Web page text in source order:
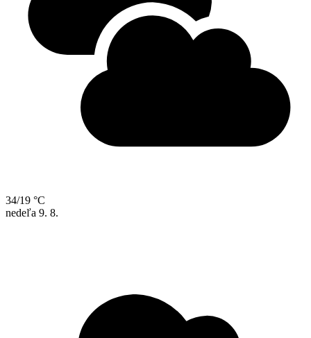
34/19 °C
nedeľa 9. 8.